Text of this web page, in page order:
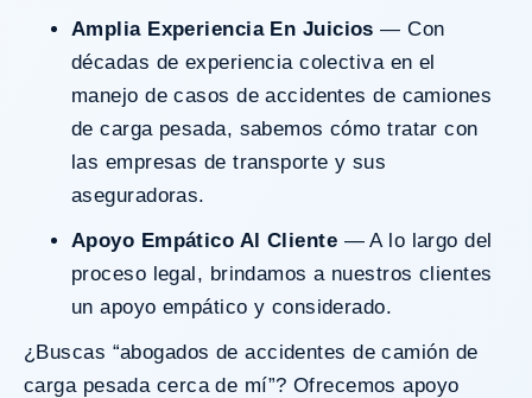
Amplia Experiencia En Juicios — Con
décadas de experiencia colectiva en el
manejo de casos de accidentes de camiones
de carga pesada, sabemos cómo tratar con
las empresas de transporte y sus
aseguradoras.
Apoyo Empático Al Cliente — A lo largo del
proceso legal, brindamos a nuestros clientes
un apoyo empático y considerado.
¿Buscas “abogados de accidentes de camión de
carga pesada cerca de mí”? Ofrecemos apoyo